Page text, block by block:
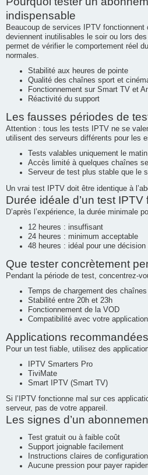
indispensable
Beaucoup de services IPTV fonctionnent
deviennent inutilisables le soir ou lors
permet de vérifier le comportement réel
normales.
Stabilité aux heures de pointe
Qualité des chaînes sport et
Fonctionnement sur Smart TV et
Réactivité du support
Les fausses périodes de
Attention : tous les tests IPTV ne se
utilisent des serveurs différents pour les
Tests valables uniquement le matin
Accès limité à quelques chaînes
Serveur de test plus stable que le
Un vrai test IPTV doit être identique à
Durée idéale d’un test IPTV
D’après l’expérience, la durée minimale
12 heures : insuffisant
24 heures : minimum acceptable
48 heures : idéal pour une décision
Que tester concrètement
Pendant la période de test, concentrez-
Temps de chargement des chaînes
Stabilité entre 20h et 23h
Fonctionnement de la VOD
Compatibilité avec votre
Applications
Pour un test fiable, utilisez des
IPTV Smarters Pro
TiviMate
Smart IPTV (Smart TV)
Si l’IPTV fonctionne mal sur ces
serveur, pas de votre appareil.
Les signes d’un
Test gratuit ou à faible coût
Support joignable facilement
Instructions claires de configuration
Aucune pression pour payer